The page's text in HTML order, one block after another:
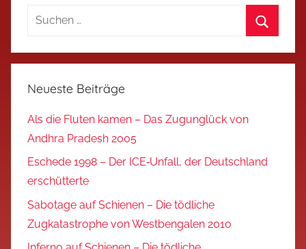
Suchen
Neueste Beiträge
Als die Fluten kamen – Das Zugunglück von
Andhra Pradesh 2005
Eschede 1998 – Der ICE‑Unfall, der Deutschland
erschütterte
Sabotage auf Schienen – Die tödliche
Zugkatastrophe von Westbengalen 2010